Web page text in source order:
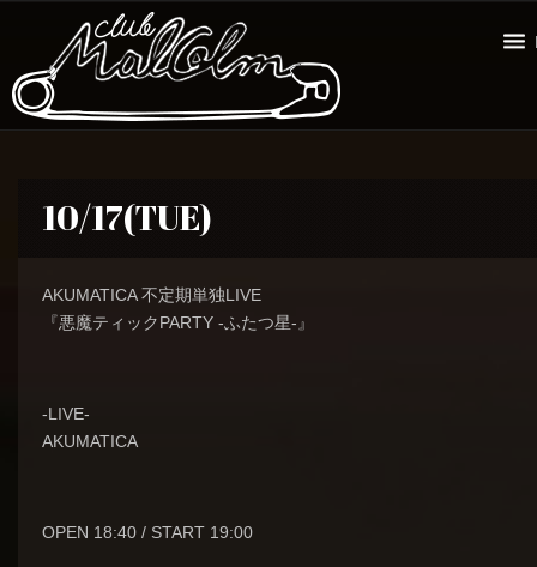
10/17(TUE)
AKUMATICA 不定期単独LIVE
『悪魔ティックPARTY -ふたつ星-』
-LIVE-
AKUMATICA
OPEN 18:40 / START 19:00